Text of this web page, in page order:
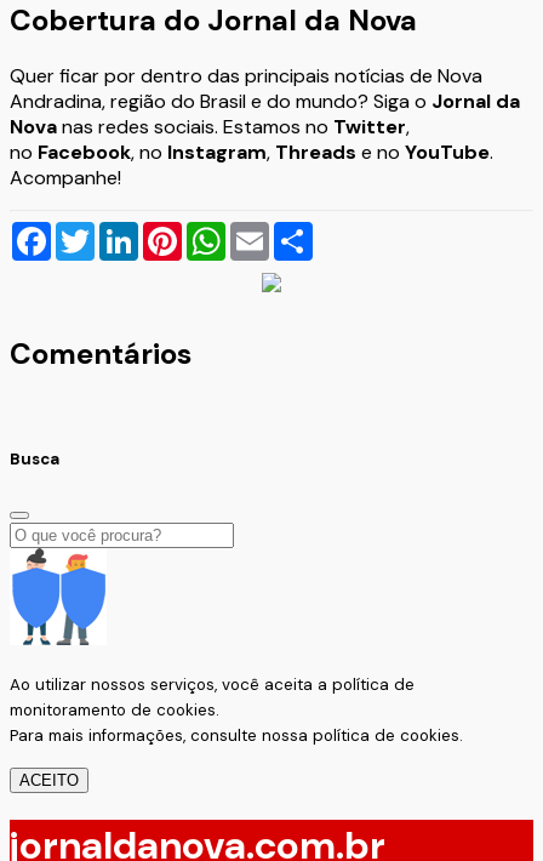
Cobertura do Jornal da Nova
Quer ficar por dentro das principais notícias de Nova
Andradina, região do Brasil e do mundo? Siga o Jornal da
Novanas redes sociais. Estamos no Twitter,
no Facebook, no Instagram, Threads e no YouTube.
Acompanhe!
Facebook
TwitterLinkedInPinterestWhatsApp
Email
Comentários
Busca
Ao utilizar nossos serviços, você aceita a política de
monitoramento de cookies.
Para mais informações, consulte nossa política de cookies.
ACEITO
jornaldanova.com.br